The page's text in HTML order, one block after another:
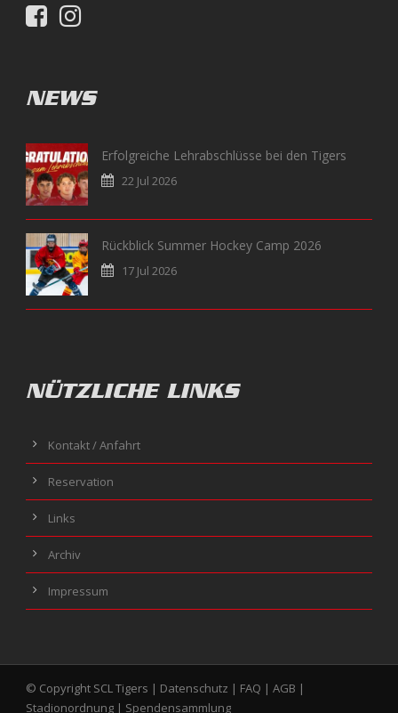
NEWS
Erfolgreiche Lehrabschlüsse bei den Tigers
22 Jul 2026
Rückblick Summer Hockey Camp 2026
17 Jul 2026
NÜTZLICHE LINKS
Kontakt / Anfahrt
Reservation
Links
Archiv
Impressum
© Copyright SCL Tigers | Datenschutz | FAQ | AGB |
Stadionordnung | Spendensammlung